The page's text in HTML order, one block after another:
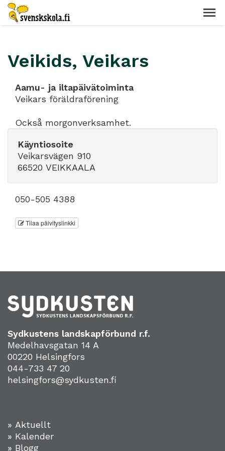
Veikids, Veikars
Aamu- ja iltapäivätoiminta
Veikars föräldraförening
Också morgonverksamhet.
Käyntiosoite
Veikarsvägen 910
66520 VEIKKAALA
050-505 4388
Tilaa päivityslinkki
Sydkustens landskapförbund r.f.
Medelhavsgatan 14 A
00220 Helsingfors
044-733 47 20
helsingfors@sydkusten.fi
» Aktuellt
» Kalender
» Blogg